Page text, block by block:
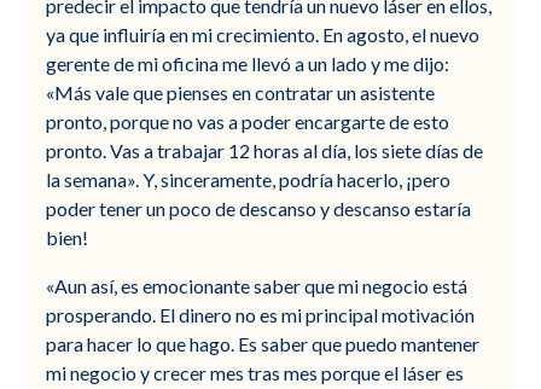
predecir el impacto que tendría un nuevo láser en ellos,
ya que influiría en mi crecimiento. En agosto, el nuevo
gerente de mi oficina me llevó a un lado y me dijo:
«Más vale que pienses en contratar un asistente
pronto, porque no vas a poder encargarte de esto
pronto. Vas a trabajar 12 horas al día, los siete días de
la semana». Y, sinceramente, podría hacerlo, ¡pero
poder tener un poco de descanso y descanso estaría
bien!
«Aun así, es emocionante saber que mi negocio está
prosperando. El dinero no es mi principal motivación
para hacer lo que hago. Es saber que puedo mantener
mi negocio y crecer mes tras mes porque el láser es